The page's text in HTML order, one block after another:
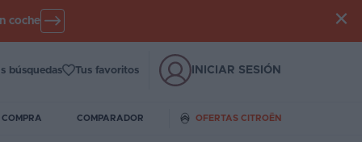
coche
búsquedas Tus favoritos INICIAR SESIÓN
COMPARADOR OFERTAS CITROËN